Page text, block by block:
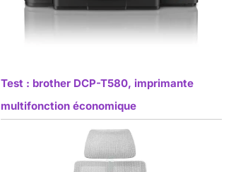
Test : brother DCP-T580, imprimante
multifonction économique